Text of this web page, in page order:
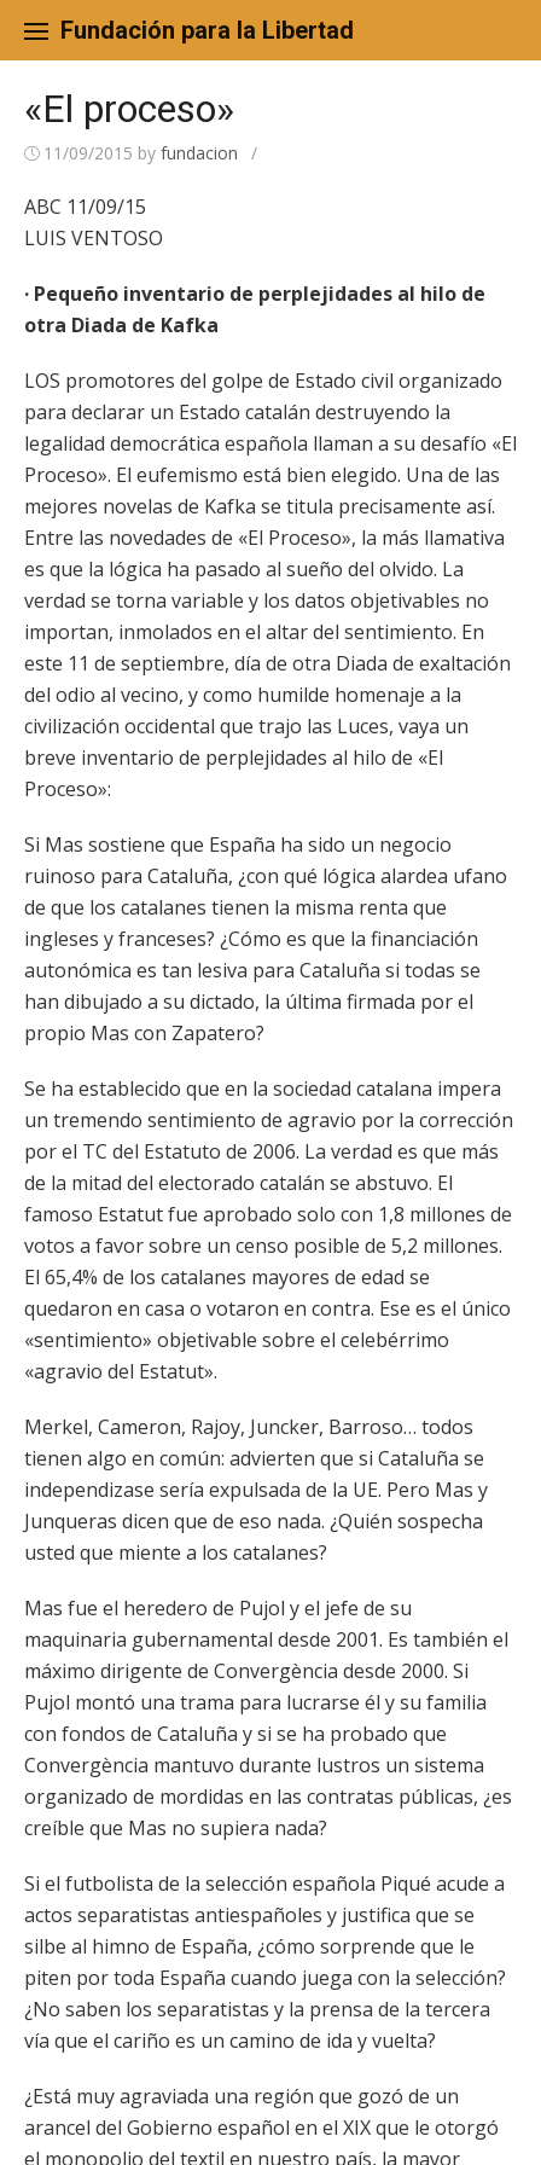
content
Fundación para la Libertad
«El proceso»
11/09/2015 by fundacion /
ABC 11/09/15
LUIS VENTOSO
· Pequeño inventario de perplejidades al hilo de
otra Diada de Kafka
LOS promotores del golpe de Estado civil organizado
para declarar un Estado catalán destruyendo la
legalidad democrática española llaman a su desafío «El
Proceso». El eufemismo está bien elegido. Una de las
mejores novelas de Kafka se titula precisamente así.
Entre las novedades de «El Proceso», la más llamativa
es que la lógica ha pasado al sueño del olvido. La
verdad se torna variable y los datos objetivables no
importan, inmolados en el altar del sentimiento. En
este 11 de septiembre, día de otra Diada de exaltación
del odio al vecino, y como humilde homenaje a la
civilización occidental que trajo las Luces, vaya un
breve inventario de perplejidades al hilo de «El
Proceso»:
Si Mas sostiene que España ha sido un negocio
ruinoso para Cataluña, ¿con qué lógica alardea ufano
de que los catalanes tienen la misma renta que
ingleses y franceses? ¿Cómo es que la financiación
autonómica es tan lesiva para Cataluña si todas se
han dibujado a su dictado, la última firmada por el
propio Mas con Zapatero?
Se ha establecido que en la sociedad catalana impera
un tremendo sentimiento de agravio por la corrección
por el TC del Estatuto de 2006. La verdad es que más
de la mitad del electorado catalán se abstuvo. El
famoso Estatut fue aprobado solo con 1,8 millones de
votos a favor sobre un censo posible de 5,2 millones.
El 65,4% de los catalanes mayores de edad se
quedaron en casa o votaron en contra. Ese es el único
«sentimiento» objetivable sobre el celebérrimo
«agravio del Estatut».
Merkel, Cameron, Rajoy, Juncker, Barroso… todos
tienen algo en común: advierten que si Cataluña se
independizase sería expulsada de la UE. Pero Mas y
Junqueras dicen que de eso nada. ¿Quién sospecha
usted que miente a los catalanes?
Mas fue el heredero de Pujol y el jefe de su
maquinaria gubernamental desde 2001. Es también el
máximo dirigente de Convergència desde 2000. Si
Pujol montó una trama para lucrarse él y su familia
con fondos de Cataluña y si se ha probado que
Convergència mantuvo durante lustros un sistema
organizado de mordidas en las contratas públicas, ¿es
creíble que Mas no supiera nada?
Si el futbolista de la selección española Piqué acude a
actos separatistas antiespañoles y justifica que se
silbe al himno de España, ¿cómo sorprende que le
piten por toda España cuando juega con la selección?
¿No saben los separatistas y la prensa de la tercera
vía que el cariño es un camino de ida y vuelta?
¿Está muy agraviada una región que gozó de un
arancel del Gobierno español en el XIX que le otorgó
el monopolio del textil en nuestro país, la mayor